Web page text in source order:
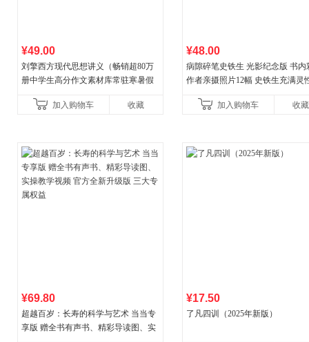
¥49.00
刘擎西方现代思想讲义（畅销超80万
册中学生高分作文素材库常驻寒暑假
讲透西方思想史，哲学知
加入购物车 收藏
¥48.00
病隙碎笔史铁生 光影纪念版 书内
作者亲摄照片12幅 史铁生充满灵
加入购物车
收藏
¥69.80
超越百岁：长寿的科学与艺术 当当专
享版 赠全书有声书、精彩导读图、实
¥17.50
了凡四训（2025年新版）